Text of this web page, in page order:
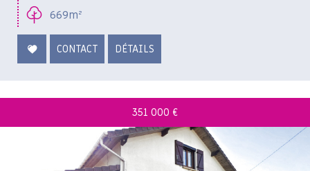
669m²
CONTACT DÉTAILS
351 000 €